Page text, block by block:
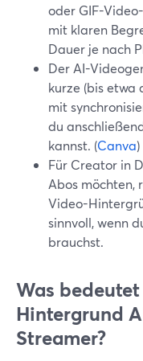
oder GIF-
mit klaren
Dauer je nach
Der AI-
kurze (bis etwa
mit
du
kannst. (Canva)
Für Creator in
Abos möchten,
Video-
sinnvoll, wenn
brauchst.
Was
Hintergrund
Streamer?